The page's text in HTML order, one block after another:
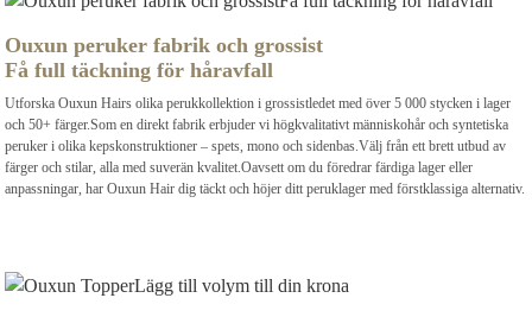
Ouxun peruker fabrik och grossist
Få full täckning för håravfall
Utforska Ouxun Hairs olika perukkollektion i grossistledet med över 5 000 stycken i lager
och 50+ färger.Som en direkt fabrik erbjuder vi högkvalitativt människohår och syntetiska
peruker i olika kepskonstruktioner – spets, mono och sidenbas.Välj från ett brett utbud av
färger och stilar, alla med suverän kvalitet.Oavsett om du föredrar färdiga lager eller
anpassningar, har Ouxun Hair dig täckt och höjer ditt peruklager med förstklassiga alternativ.